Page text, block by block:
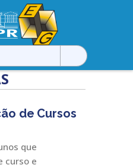
de Cursos
que
curso e